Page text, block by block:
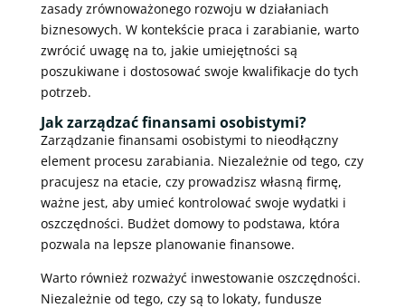
zasady zrównoważonego rozwoju w działaniach
biznesowych. W kontekście praca i zarabianie, warto
zwrócić uwagę na to, jakie umiejętności są
poszukiwane i dostosować swoje kwalifikacje do tych
potrzeb.
Jak zarządzać finansami osobistymi?
Zarządzanie finansami osobistymi to nieodłączny
element procesu zarabiania. Niezależnie od tego, czy
pracujesz na etacie, czy prowadzisz własną firmę,
ważne jest, aby umieć kontrolować swoje wydatki i
oszczędności. Budżet domowy to podstawa, która
pozwala na lepsze planowanie finansowe.
Warto również rozważyć inwestowanie oszczędności.
Niezależnie od tego, czy są to lokaty, fundusze